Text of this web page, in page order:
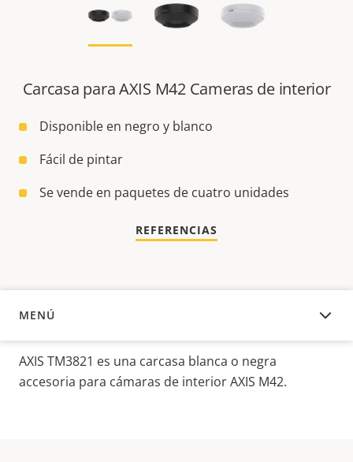
Carcasa para AXIS M42 Cameras de interior
Disponible en negro y blanco
Fácil de pintar
Se vende en paquetes de cuatro unidades
REFERENCIAS
MENÚ
DESCRIPCIÓN
AXIS TM3821 es una carcasa blanca o negra
accesoria para cámaras de interior AXIS M42.